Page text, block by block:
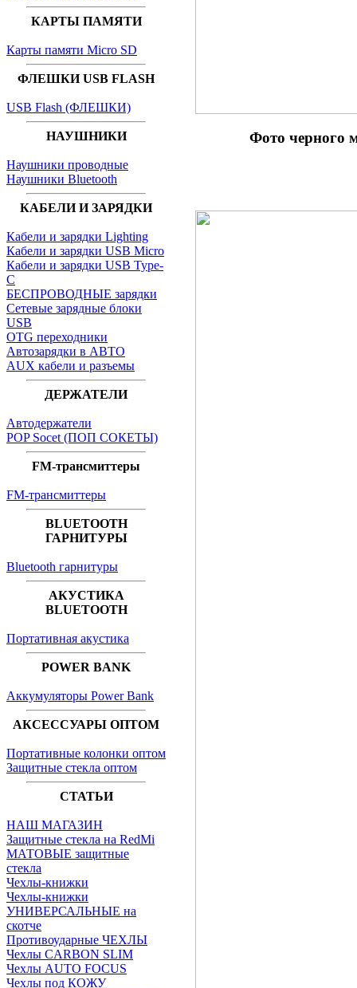
КАРТЫ ПАМЯТИ
Карты памяти Micro SD
ФЛЕШКИ USB FLASH
USB Flash (ФЛЕШКИ)
НАУШНИКИ
Наушники проводные
Наушники Bluetooth
КАБЕЛИ И ЗАРЯДКИ
Кабели и зарядки Lighting
Кабели и зарядки USB Micro
Кабели и зарядки USB Type-
C
БЕСПРОВОДНЫЕ зарядки
Сетевые зарядные блоки
USB
OTG переходники
Автозарядки в АВТО
AUX кабели и разъемы
ДЕРЖАТЕЛИ
Автодержатели
POP Socet (ПОП СОКЕТЫ)
FM-трансмиттеры
FM-трансмиттеры
BLUETOOTH
ГАРНИТУРЫ
Bluetooth гарнитуры
АКУСТИКА
BLUETOOTH
Портативная акустика
POWER BANK
Аккумуляторы Power Bank
АКСЕССУАРЫ ОПТОМ
Портативные колонки оптом
Защитные стекла оптом
СТАТЬИ
НАШ МАГАЗИН
Защитные стекла на RedMi
МАТОВЫЕ защитные
стекла
Чехлы-книжки
Чехлы-книжки
УНИВЕРСАЛЬНЫЕ на
скотче
Противоударные ЧЕХЛЫ
Чехлы CARBON SLIM
Чехлы AUTO FOCUS
Чехлы под КОЖУ
Фото черного